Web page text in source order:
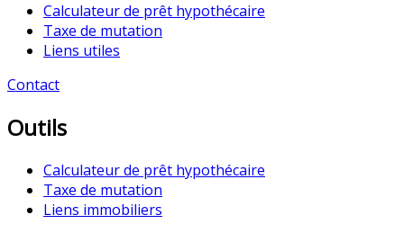
Calculateur de prêt hypothécaire
Taxe de mutation
Liens utiles
Contact
Outils
Calculateur de prêt hypothécaire
Taxe de mutation
Liens immobiliers